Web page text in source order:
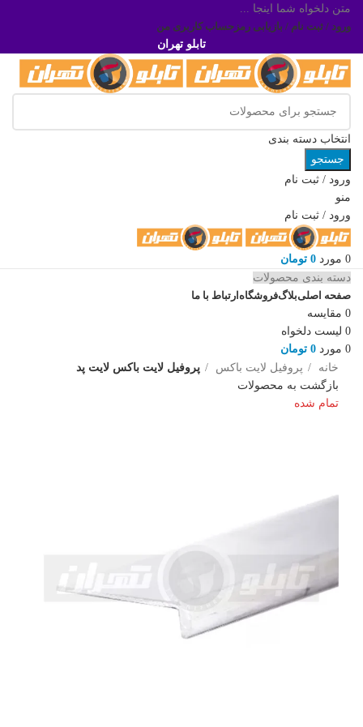
متن دلخواه شما اینجا ...
ورود / ثبت نام / بازیابی رمز حساب کاربری من
تابلو تهران
انتخاب دسته بندی
جستجو
ورود / ثبت نام
منو
ورود / ثبت نام
0 مورد 0 تومان
دسته بندی محصولات
صفحه اصلیبلاگفروشگاه ارتباط با ما
0 مقایسه
0 لیست دلخواه
0 مورد 0 تومان
خانه
پروفیل لایت باکس
پروفیل لایت باکس لایت پد
بازگشت به محصولات
تمام شده